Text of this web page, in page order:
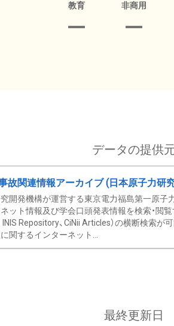
教育 非商用
データの提供
故関連情報アーカイブ (日本原子力研
開発機構が運営する東京電力福島第一原子
ット情報及び学会口頭発表情報を検索・閲覧
INIS Repository、CiNii Articles）の横断検索
関するインターネット...
最終更新日